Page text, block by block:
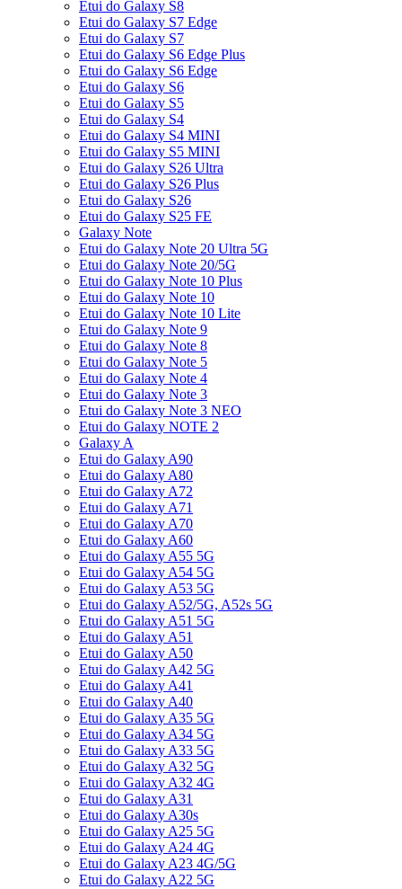
Etui do Galaxy S8
Etui do Galaxy S7 Edge
Etui do Galaxy S7
Etui do Galaxy S6 Edge Plus
Etui do Galaxy S6 Edge
Etui do Galaxy S6
Etui do Galaxy S5
Etui do Galaxy S4
Etui do Galaxy S4 MINI
Etui do Galaxy S5 MINI
Etui do Galaxy S26 Ultra
Etui do Galaxy S26 Plus
Etui do Galaxy S26
Etui do Galaxy S25 FE
Galaxy Note
Etui do Galaxy Note 20 Ultra 5G
Etui do Galaxy Note 20/5G
Etui do Galaxy Note 10 Plus
Etui do Galaxy Note 10
Etui do Galaxy Note 10 Lite
Etui do Galaxy Note 9
Etui do Galaxy Note 8
Etui do Galaxy Note 5
Etui do Galaxy Note 4
Etui do Galaxy Note 3
Etui do Galaxy Note 3 NEO
Etui do Galaxy NOTE 2
Galaxy A
Etui do Galaxy A90
Etui do Galaxy A80
Etui do Galaxy A72
Etui do Galaxy A71
Etui do Galaxy A70
Etui do Galaxy A60
Etui do Galaxy A55 5G
Etui do Galaxy A54 5G
Etui do Galaxy A53 5G
Etui do Galaxy A52/5G, A52s 5G
Etui do Galaxy A51 5G
Etui do Galaxy A51
Etui do Galaxy A50
Etui do Galaxy A42 5G
Etui do Galaxy A41
Etui do Galaxy A40
Etui do Galaxy A35 5G
Etui do Galaxy A34 5G
Etui do Galaxy A33 5G
Etui do Galaxy A32 5G
Etui do Galaxy A32 4G
Etui do Galaxy A31
Etui do Galaxy A30s
Etui do Galaxy A25 5G
Etui do Galaxy A24 4G
Etui do Galaxy A23 4G/5G
Etui do Galaxy A22 5G